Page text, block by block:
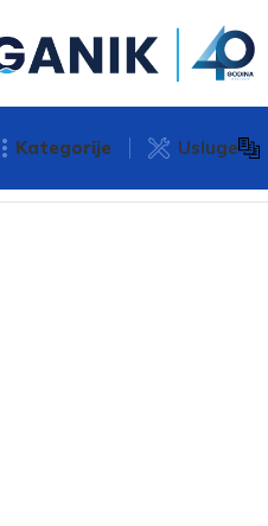
Kategorije Usluge